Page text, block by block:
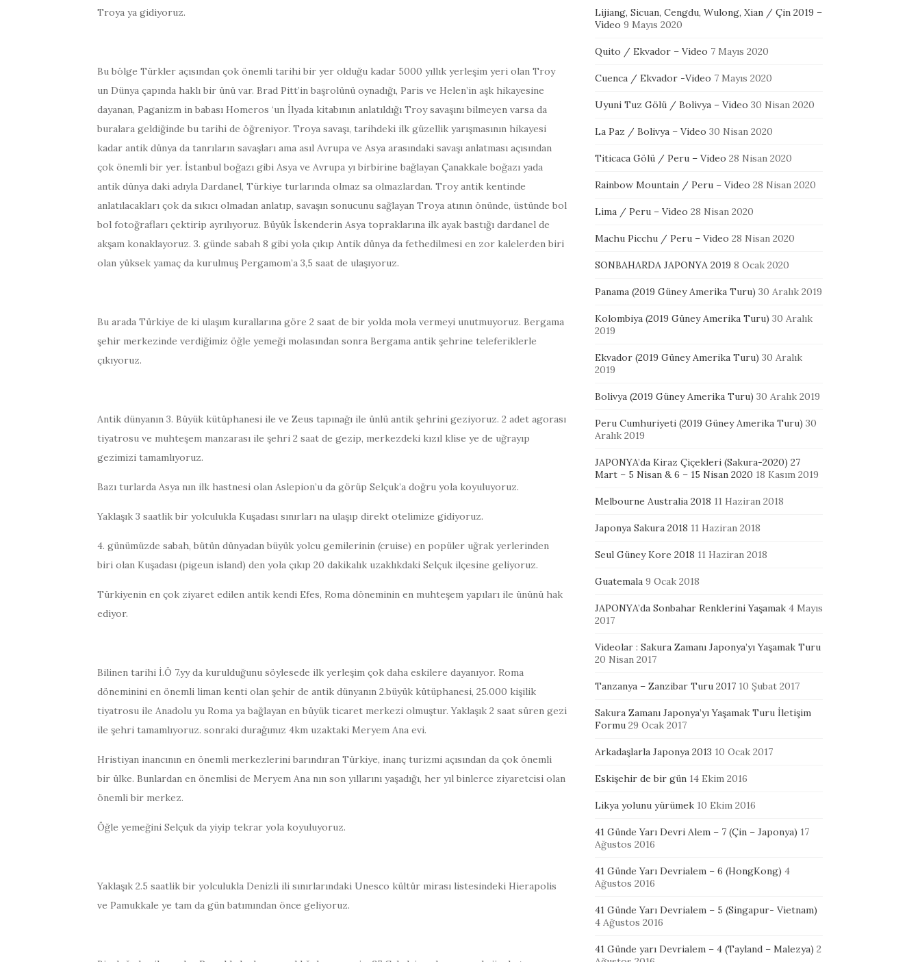
Troya ya gidiyoruz.
Bu bölge Türkler açısından çok önemli tarihi bir yer olduğu kadar 5000 yıllık yerleşim yeri olan Troy
un Dünya çapında haklı bir ünü var. Brad Pitt’in başrolünü oynadığı, Paris ve Helen’in aşk hikayesine
dayanan, Paganizm in babası Homeros ‘un İlyada kitabının anlatıldığı Troy savaşını bilmeyen varsa da
buralara geldiğinde bu tarihi de öğreniyor. Troya savaşı, tarihdeki ilk güzellik yarışmasının hikayesi
kadar antik dünya da tanrıların savaşları ama asıl Avrupa ve Asya arasındaki savaşı anlatması açısından
çok önemli bir yer. İstanbul boğazı gibi Asya ve Avrupa yı birbirine bağlayan Çanakkale boğazı yada
antik dünya daki adıyla Dardanel, Türkiye turlarında olmaz sa olmazlardan. Troy antik kentinde
anlatılacakları çok da sıkıcı olmadan anlatıp, savaşın sonucunu sağlayan Troya atının önünde, üstünde bol
bol fotoğrafları çektirip ayrılıyoruz. Büyük İskenderin Asya topraklarına ilk ayak bastığı dardanel de
akşam konaklayoruz. 3. günde sabah 8 gibi yola çıkıp Antik dünya da fethedilmesi en zor kalelerden biri
olan yüksek yamaç da kurulmuş Pergamom’a 3,5 saat de ulaşıyoruz.
Bu arada Türkiye de ki ulaşım kurallarına göre 2 saat de bir yolda mola vermeyi unutmuyoruz. Bergama
şehir merkezinde verdiğimiz öğle yemeği molasından sonra Bergama antik şehrine teleferiklerle
çıkıyoruz.
Antik dünyanın 3. Büyük kütüphanesi ile ve Zeus tapınağı ile ünlü antik şehrini geziyoruz. 2 adet agorası
tiyatrosu ve muhteşem manzarası ile şehri 2 saat de gezip, merkezdeki kızıl klise ye de uğrayıp
gezimizi tamamlıyoruz.
Bazı turlarda Asya nın ilk hastnesi olan Aslepion’u da görüp Selçuk’a doğru yola koyuluyoruz.
Yaklaşık 3 saatlik bir yolculukla Kuşadası sınırları na ulaşıp direkt otelimize gidiyoruz.
4. günümüzde sabah, bütün dünyadan büyük yolcu gemilerinin (cruise) en popüler uğrak yerlerinden
biri olan Kuşadası (pigeun island) den yola çıkıp 20 dakikalık uzaklıkdaki Selçuk ilçesine geliyoruz.
Türkiyenin en çok ziyaret edilen antik kendi Efes, Roma döneminin en muhteşem yapıları ile ününü hak
ediyor.
Bilinen tarihi İ.Ö 7.yy da kurulduğunu söylesede ilk yerleşim çok daha eskilere dayanıyor. Roma
döneminini en önemli liman kenti olan şehir de antik dünyanın 2.büyük kütüphanesi, 25.000 kişilik
tiyatrosu ile Anadolu yu Roma ya bağlayan en büyük ticaret merkezi olmuştur. Yaklaşık 2 saat süren gezi
ile şehri tamamlıyoruz. sonraki durağımız 4km uzaktaki Meryem Ana evi.
Hristiyan inancının en önemli merkezlerini barındıran Türkiye, inanç turizmi açısından da çok önemli
bir ülke. Bunlardan en önemlisi de Meryem Ana nın son yıllarını yaşadığı, her yıl binlerce ziyaretcisi olan
önemli bir merkez.
Öğle yemeğini Selçuk da yiyip tekrar yola koyuluyoruz.
Yaklaşık 2.5 saatlik bir yolculukla Denizli ili sınırlarındaki Unesco kültür mirası listesindeki Hierapolis
ve Pamukkale ye tam da gün batımından önce geliyoruz.
Lijiang, Sicuan, Cengdu, Wulong, Xian / Çin 2019 –
Video 9 Mayıs 2020
Quito / Ekvador – Video 7 Mayıs 2020
Cuenca / Ekvador -Video 7 Mayıs 2020
Uyuni Tuz Gölü / Bolivya – Video 30 Nisan 2020
La Paz / Bolivya – Video 30 Nisan 2020
Titicaca Gölü / Peru – Video 28 Nisan 2020
Rainbow Mountain / Peru – Video 28 Nisan 2020
Lima / Peru – Video 28 Nisan 2020
Machu Picchu / Peru – Video 28 Nisan 2020
SONBAHARDA JAPONYA 2019 8 Ocak 2020
Panama (2019 Güney Amerika Turu) 30 Aralık 2019
Kolombiya (2019 Güney Amerika Turu) 30 Aralık
2019
Ekvador (2019 Güney Amerika Turu) 30 Aralık
2019
Bolivya (2019 Güney Amerika Turu) 30 Aralık 2019
Peru Cumhuriyeti (2019 Güney Amerika Turu) 30
Aralık 2019
JAPONYA’da Kiraz Çiçekleri (Sakura-2020) 27
Mart – 5 Nisan & 6 – 15 Nisan 2020 18 Kasım 2019
Melbourne Australia 2018 11 Haziran 2018
Japonya Sakura 2018 11 Haziran 2018
Seul Güney Kore 2018 11 Haziran 2018
Guatemala 9 Ocak 2018
JAPONYA’da Sonbahar Renklerini Yaşamak 4 Mayıs
2017
Videolar : Sakura Zamanı Japonya’yı Yaşamak Turu
20 Nisan 2017
Tanzanya – Zanzibar Turu 2017 10 Şubat 2017
Sakura Zamanı Japonya’yı Yaşamak Turu İletişim
Formu 29 Ocak 2017
Arkadaşlarla Japonya 2013 10 Ocak 2017
Eskişehir de bir gün 14 Ekim 2016
Likya yolunu yürümek 10 Ekim 2016
41 Günde Yarı Devri Alem – 7 (Çin – Japonya) 17
Ağustos 2016
41 Günde Yarı Devrialem – 6 (HongKong) 4
Ağustos 2016
41 Günde Yarı Devrialem – 5 (Singapur- Vietnam)
4 Ağustos 2016
41 Günde yarı Devrialem – 4 (Tayland – Malezya) 2